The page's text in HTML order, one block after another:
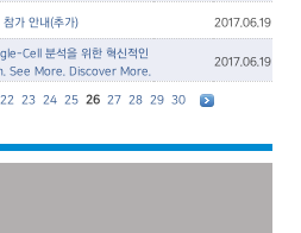
가 안내(추가) 2017.06.19
Cell 분석을 위한 혁신적인
See More. Discover More.
2017.06.19
22 23 24 25 26 27 28 29 30